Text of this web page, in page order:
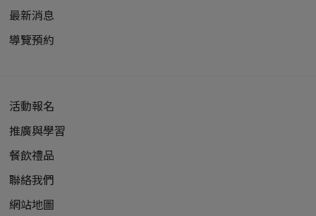
最新消息
導覽預約
活動報名
推廣與學習
餐飲禮品
聯絡我們
網站地圖